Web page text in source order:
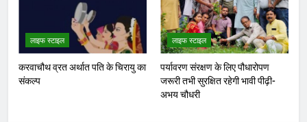
लाइफ स्टाइल
करवाचौथ व्रत अर्थात पति के चिरायु का
संकल्प
लाइफ स्टाइल
पर्यावरण संरक्षण के लिए पौधारोपण
जरूरी तभी सुरक्षित रहेगी भावी पीढ़ी-
अभय चौधरी